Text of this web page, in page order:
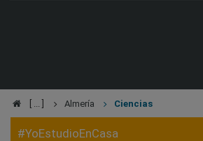
Almería Ciencias
#YoEstudioEnCasa